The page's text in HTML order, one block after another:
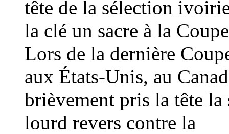
tête de la sélection
la clé un sacre à la
Lors de la dernière
aux États-Unis, au
brièvement pris la tête
lourd revers contre la